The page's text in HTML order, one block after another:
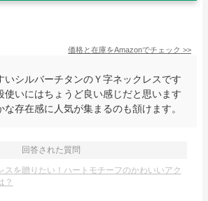
価格と在庫をAmazonでチェック >>
いシルバーチタンのＹ字ネックレスです
使いにはちょうど良い感じだと思います
な存在感に人気が集まるのも頷けます。
回答された質問
スを贈りたい！ハートモチーフのかわいいアク
？